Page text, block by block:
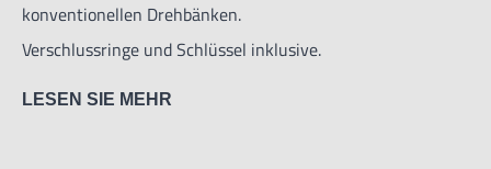
konventionellen Drehbänken.
Verschlussringe und Schlüssel inklusive.
LESEN SIE MEHR